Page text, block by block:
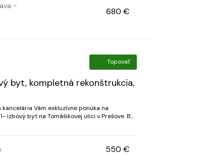
-
680 €
Topovať
byt, kompletná rekonštrukcia,
izbový byt na Tomášikovej ulici v Prešove. Byt
550 €